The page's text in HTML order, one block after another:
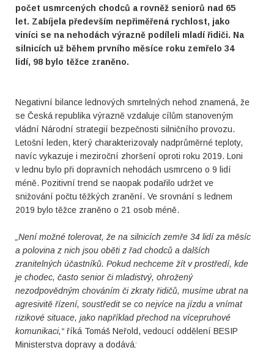
počet usmrcených chodců a rovněž seniorů nad 65
let. Zabíjela především nepřiměřená rychlost, jako
viníci se na nehodách výrazně podíleli mladí řidiči. Na
silnicích už během prvního měsíce roku zemřelo 34
lidí, 98 bylo těžce zraněno.
Negativní bilance lednových smrtelných nehod znamená, že
se Česká republika výrazně vzdaluje cílům stanoveným
vládní Národní strategií bezpečnosti silničního provozu.
Letošní leden, který charakterizovaly nadprůměrné teploty,
navíc vykazuje i meziroční zhoršení oproti roku 2019. Loni
v lednu bylo při dopravních nehodách usmrceno o 9 lidí
méně. Pozitivní trend se naopak podařilo udržet ve
snižování počtu těžkých zranění. Ve srovnání s lednem
2019 bylo těžce zraněno o 21 osob méně.
„Není možné tolerovat, že na silnicích zemře 34 lidí za měsíc
a polovina z nich jsou oběti z řad chodců a dalších
zranitelných účastníků. Pokud nechceme žít v prostředí, kde
je chodec, často senior či mladistvý, ohrožený
nezodpovědným chováním či zkraty řidičů, musíme ubrat na
agresivitě řízení, soustředit se co nejvíce na jízdu a vnímat
rizikové situace, jako například přechod na vícepruhové
komunikaci,“ říká Tomáš Neřold, vedoucí oddělení BESIP
Ministerstva dopravy a dodává: